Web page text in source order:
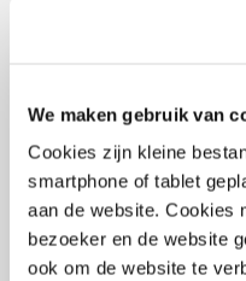
We maken gebruik van
Cookies zijn kleine
smartphone of tablet
aan de website. Cookies
bezoeker en de website
ook om de website te
identificeren: deze
dat er actie ondernomen
technologische
verandering in
veranderingen,
kantelmomenten
te behouden door de
nieuwe verweving
nieuwe opportuniteiten